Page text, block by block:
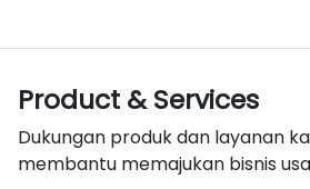
Product & Services
Dukungan produk dan layanan
membantu memajukan bisnis